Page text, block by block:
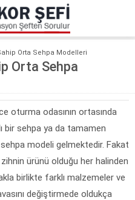
Orta Sehpa Modelleri
Orta Sehpa
oturma odasının ortasında
bir sehpa ya da tamamen
modeli gelmektedir. Fakat
zihnin ürünü olduğu her halinden
birlikte farklı malzemeler ve
değiştirmede oldukça